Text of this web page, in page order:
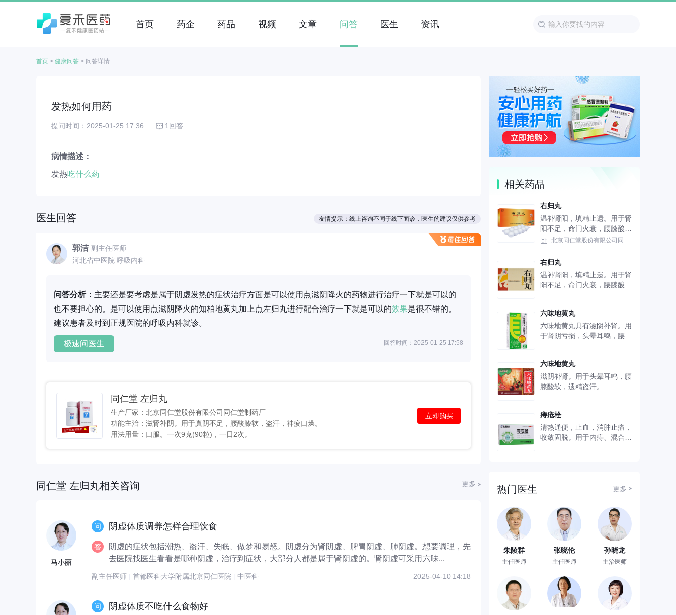
首页 药企 药品 视频 文章 问答 医生 资讯
首页 > 健康问答 > 问答详情
发热如何用药
提问时间：2025-01-25 17:36 1回答
病情描述：
发热吃什么药
医生回答 友情提示：线上咨询不同于线下面诊，医生的建议仅供参考
郭洁 副主任医师
河北省中医院 呼吸内科
问答分析： 主要还是要考虑是属于阴虚发热的症状治疗方面是可以使用点滋阴降火的药物进行治疗一下就是可以的
也不要担心的。是可以使用点滋阴降火的知柏地黄丸加上点左归丸进行配合治疗一下就是可以的效果是很不错的。
建议患者及时到正规医院的呼吸内科就诊。
极速问医生 回答时间：2025-01-25 17:58
同仁堂 左归丸
生产厂家：北京同仁堂股份有限公司同仁堂制药厂
功能主治：滋肾补阴。用于真阴不足，腰酸膝软，盗汗，神疲口燥。
用法用量：口服。一次9克(90粒)，一日2次。
立即购买
同仁堂 左归丸相关咨询 更多
马小丽
阴虚体质调养怎样合理饮食
阴虚的症状包括潮热、盗汗、失眠、做梦和易怒。阴虚分为肾阴虚、脾胃阴虚、肺阴虚。想要调理，先
去医院找医生看看是哪种阴虚，治疗到症状，大部分人都是属于肾阴虚的。肾阴虚可采用六味...
副主任医师 首都医科大学附属北京同仁医院 中医科 2025-04-10 14:18
阴虚体质不吃什么食物好
相关药品
右归丸
温补肾阳，填精止遗。用于肾
阳不足，命门火衰，腰膝酸
冷，精神不振，怯寒畏冷，阳
清。
北京同仁堂股份有限公司同仁堂制药厂
右归丸
温补肾阳，填精止遗。用于肾
阳不足，命门火衰，腰膝酸
清。
六味地黄丸
六味地黄丸具有滋阴补肾。用
于肾阴亏损，头晕耳鸣，腰膝
六味地黄丸
滋阴补肾。用于头晕耳鸣，腰
膝酸软，遗精盗汗。
痔疮栓
清热通便，止血，消肿止痛，
收敛固脱。用于内痔、混合痔
热门医生 更多
朱陵群
主任医师
张晓伦
主任医师
孙晓龙
主治医师